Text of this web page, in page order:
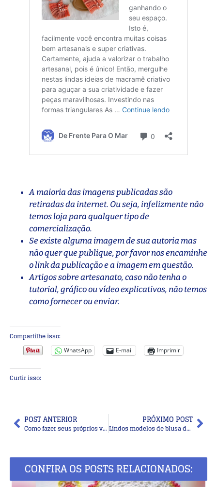
A maioria das imagens publicadas são
retiradas da internet. Ou seja, infelizmente não
temos loja para qualquer tipo de
comercialização.
Se existe alguma imagem de sua autoria mas
não quer que publique, por favor nos encaminhe
o link da publicação e a imagem em questão.
Artigos sobre artesanato, caso não tenha o
tutorial, gráfico ou vídeo explicativos, não temos
como fornecer ou enviar.
Compartilhe isso:
WhatsApp E-mail Imprimir
Curtir isso:
POST ANTERIOR
Como fazer seus próprios vasos decorativos de cimento
PRÓXIMO POST
Lindos modelos de blusa de crochê com o ponto aranha +gráficos
CONFIRA OS POSTS RELACIONADOS: